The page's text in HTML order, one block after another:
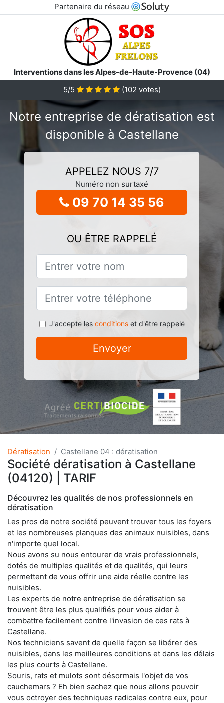
Partenaire du réseau
Interventions dans les Alpes-de-Haute-Provence (04)
5/5
(102 votes)
Notre entreprise de dératisation est
disponible à Castellane
APPELEZ NOUS 7/7
Numéro non surtaxé
09 70 14 35 56
OU ÊTRE RAPPELÉ
J'accepte les conditionset d'être rappelé
Envoyer
Dératisation Castellane 04 : dératisation
Société dératisation à Castellane
(04120) | TARIF
Découvrez les qualités de nos professionnels en
dératisation
Les pros de notre société peuvent trouver tous les foyers
et les nombreuses planques des animaux nuisibles, dans
n'importe quel local.
Nous avons su nous entourer de vrais professionnels,
dotés de multiples qualités et de qualités, qui leurs
permettent de vous offrir une aide réelle contre les
nuisibles.
Les experts de notre entreprise de dératisation se
trouvent être les plus qualifiés pour vous aider à
combattre facilement contre l'invasion de ces rats à
Castellane.
Nos techniciens savent de quelle façon se libérer des
nuisibles, dans les meilleures conditions et dans les délais
les plus courts à Castellane.
Souris, rats et mulots sont désormais l'objet de vos
cauchemars ? Eh bien sachez que nous allons pouvoir
vous octroyer des techniques radicales contre eux, pour